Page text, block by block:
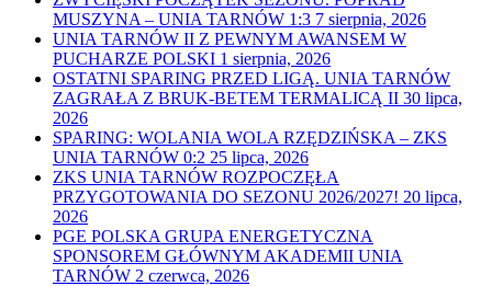
MUSZYNA – UNIA TARNÓW 1:3 7 sierpnia, 2026
UNIA TARNÓW II Z PEWNYM AWANSEM W
PUCHARZE POLSKI 1 sierpnia, 2026
OSTATNI SPARING PRZED LIGĄ. UNIA TARNÓW
ZAGRAŁA Z BRUK-BETEM TERMALICĄ II 30 lipca,
2026
SPARING: WOLANIA WOLA RZĘDZIŃSKA – ZKS
UNIA TARNÓW 0:2 25 lipca, 2026
ZKS UNIA TARNÓW ROZPOCZĘŁA
PRZYGOTOWANIA DO SEZONU 2026/2027! 20 lipca,
2026
PGE POLSKA GRUPA ENERGETYCZNA
SPONSOREM GŁÓWNYM AKADEMII UNIA
TARNÓW 2 czerwca, 2026